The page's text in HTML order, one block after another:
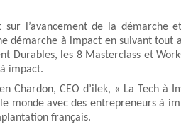
l’avancement de la démarche
démarche à impact en suivant tout
Durables, les 8 Masterclass et
impact.
Chardon, CEO d’ilek, « La Tech à
monde avec des entrepreneurs à
français.